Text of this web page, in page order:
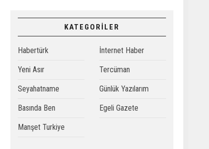
KATEGORİLER
Habertürk İnternet Haber
Yeni Asır Tercüman
Seyahatname Günlük Yazılarım
Basında Ben Egeli Gazete
Manşet Turkiye